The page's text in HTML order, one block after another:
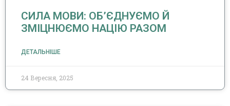
СИЛА МОВИ: ОБ’ЄДНУЄМО Й
ЗМІЦНЮЄМО НАЦІЮ РАЗОМ
ДЕТАЛЬНІШЕ
24 Вересня, 2025